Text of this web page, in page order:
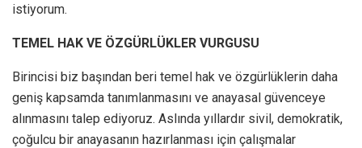
istiyorum.
TEMEL HAK VE ÖZGÜRLÜKLER VURGUSU
Birincisi biz başından beri temel hak ve özgürlüklerin daha
geniş kapsamda tanımlanmasını ve anayasal güvenceye
alınmasını talep ediyoruz. Aslında yıllardır sivil, demokratik,
çoğulcu bir anayasanın hazırlanması için çalışmalar